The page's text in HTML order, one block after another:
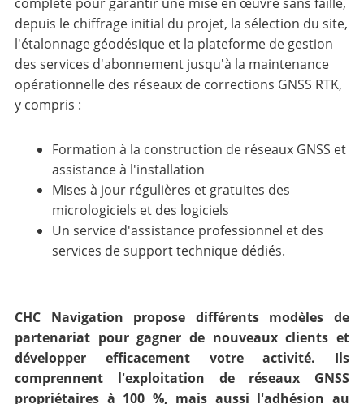
depuis le chiffrage initial du projet, la sélection du site,
l'étalonnage géodésique et la plateforme de gestion
des services d'abonnement jusqu'à la maintenance
opérationnelle des réseaux de corrections GNSS RTK,
y compris :
Formation à la construction de réseaux GNSS et
assistance à l'installation
Mises à jour régulières et gratuites des
micrologiciels et des logiciels
Un service d'assistance professionnel et des
services de support technique dédiés.
CHC Navigation propose différents modèles de
partenariat pour gagner de nouveaux clients et
développer efficacement votre activité. Ils
comprennent l'exploitation de réseaux GNSS
propriétaires à 100 %, mais aussi l'adhésion au